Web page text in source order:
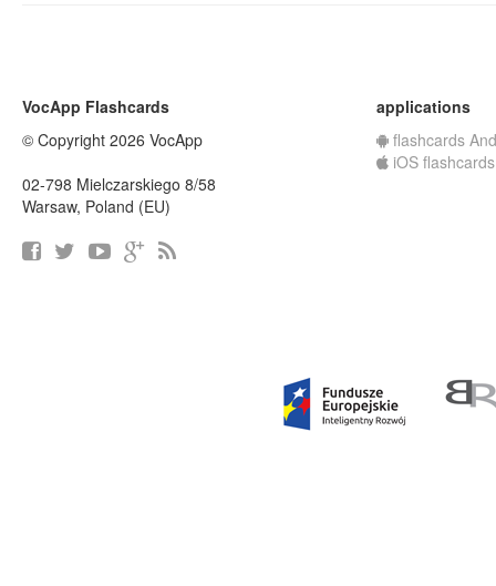
VocApp Flashcards
© Copyright 2026 VocApp
02-798 Mielczarskiego 8/58
Warsaw, Poland (EU)
applications
flashcards
iOS flashcards